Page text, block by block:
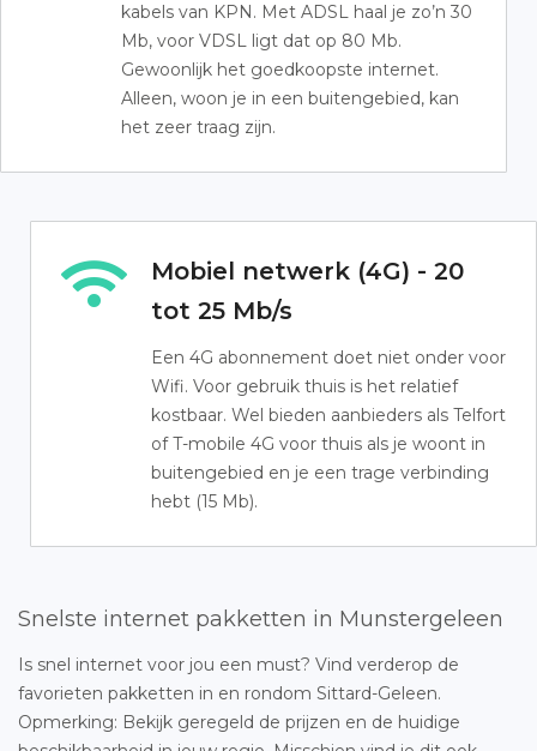
kabels van KPN. Met ADSL haal je zo’n 30
Mb, voor VDSL ligt dat op 80 Mb.
Gewoonlijk het goedkoopste internet.
Alleen, woon je in een buitengebied, kan
het zeer traag zijn.
Mobiel netwerk (4G) - 20
tot 25 Mb/s
Een 4G abonnement doet niet onder voor
Wifi. Voor gebruik thuis is het relatief
kostbaar. Wel bieden aanbieders als Telfort
of T-mobile 4G voor thuis als je woont in
buitengebied en je een trage verbinding
hebt (15 Mb).
Snelste internet pakketten in Munstergeleen
Is snel internet voor jou een must? Vind verderop de
favorieten pakketten in en rondom Sittard-Geleen.
Opmerking: Bekijk geregeld de prijzen en de huidige